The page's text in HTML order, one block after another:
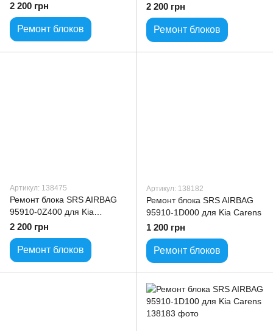
Sportage
2 200 грн
Ремонт блоков
Sportage
2 200 грн
Ремонт блоков
Артикул: 138475
Ремонт блока SRS AIRBAG
95910-0Z400 для Kia
Sportage
2 200 грн
Ремонт блоков
Артикул: 138182
Ремонт блока SRS AIRBAG
95910-1D000 для Kia Carens
1 200 грн
Ремонт блоков